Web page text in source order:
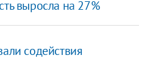
выросла на 27%
содействия